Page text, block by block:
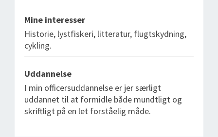
Mine interesser
Historie, lystfiskeri, litteratur, flugtskydning,
cykling.
Uddannelse
I min officersuddannelse er jer særligt
uddannet til at formidle både mundtligt og
skriftligt på en let forståelig måde.